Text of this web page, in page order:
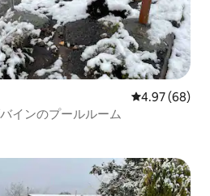
レビュー68
4.97 (68)
インのプールルーム